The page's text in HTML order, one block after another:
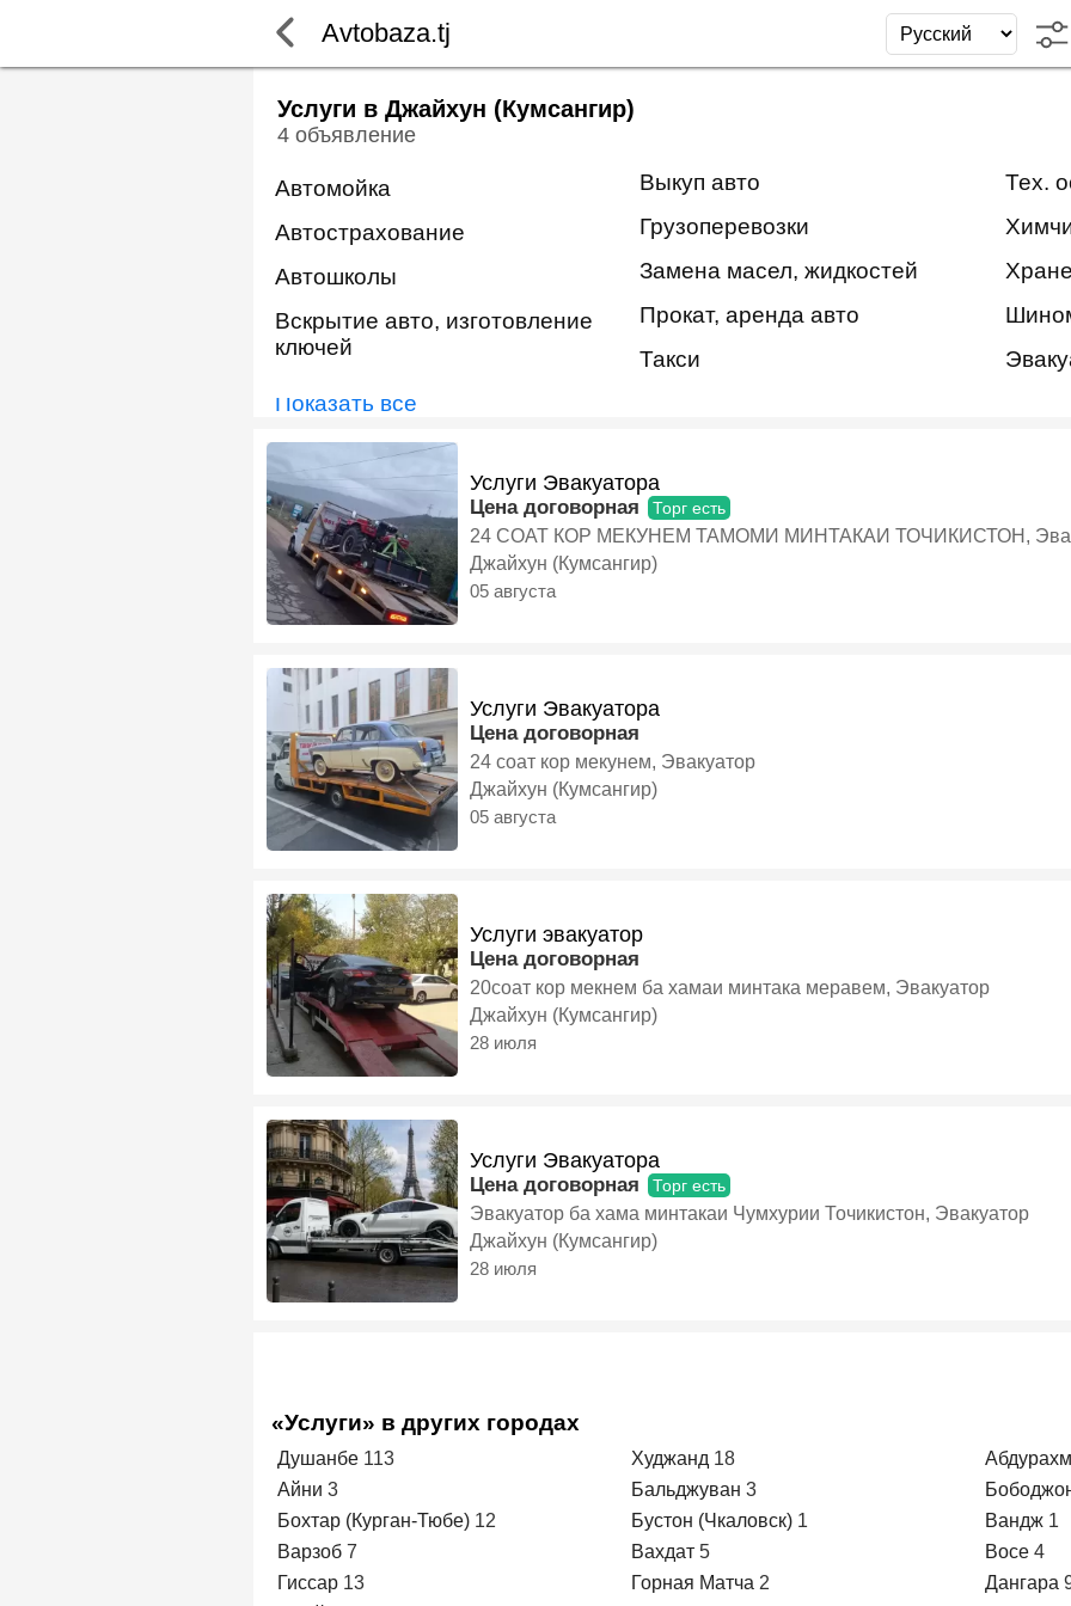
Avtobaza.tj
Услуги в Джайхун (Кумсангир)
4 объявление
Автомойка
Автострахование
Автошколы
Вскрытие авто, изготовление
ключей
Выкуп авто
Грузоперевозки
Замена масел, жидкостей
Прокат, аренда авто
Такси
Тех.
Показать всё
Услуги Эвакуатора
Цена договорная Торг есть
24 СОАТ КОР МЕКУНЕМ ТАМОМИ МИНТАКАИ ТОЧИКИСТОН,
Джайхун (Кумсангир)
05 августа
Услуги Эвакуатора
Цена договорная
24 соат кор мекунем, Эвакуатор
Джайхун (Кумсангир)
05 августа
Услуги эвакуатор
Цена договорная
20соат кор мекнем ба хамаи минтака меравем, Эвакуатор
Джайхун (Кумсангир)
28 июля
Услуги Эвакуатора
Цена договорная Торг есть
Эвакуатор ба хама минтакаи Чумхурии Точикистон, Эвакуатор
Джайхун (Кумсангир)
28 июля
«Услуги» в других городах
Душанбе 113 Худжанд 18
Айни 3 Бальджуван 3
Бохтар (Курган-Тюбе) 12 Бустон (Чкаловск) 1 Вандж 1
Варзоб 7 Вахдат 5 Восе 4
Гиссар 13 Горная Матча 2 Дангара